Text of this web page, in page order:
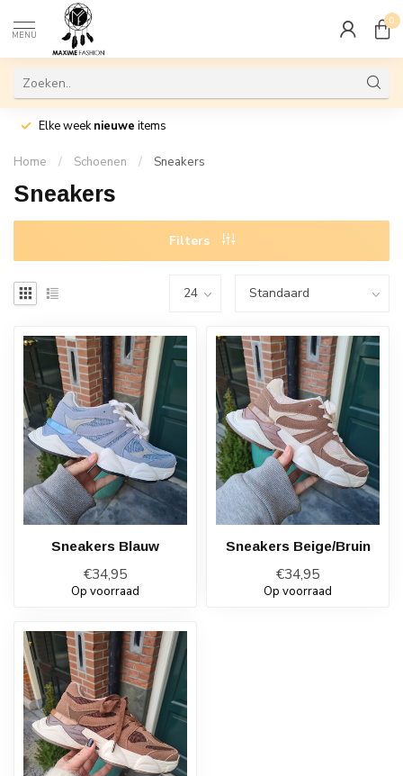
MENU
0
Elke weeknieuwe items
Home / Schoenen / Sneakers
Sneakers
Filters
Sneakers Blauw
€34,95
Op voorraad
Sneakers Beige/Bruin
€34,95
Op voorraad